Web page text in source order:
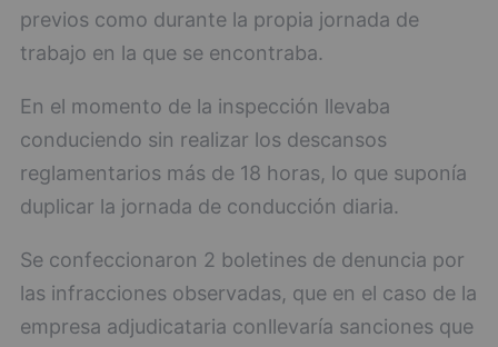
previos como durante la propia jornada de
trabajo en la que se encontraba.
En el momento de la inspección llevaba
conduciendo sin realizar los descansos
reglamentarios más de 18 horas, lo que suponía
duplicar la jornada de conducción diaria.
Se confeccionaron 2 boletines de denuncia por
las infracciones observadas, que en el caso de la
empresa adjudicataria conllevaría sanciones que